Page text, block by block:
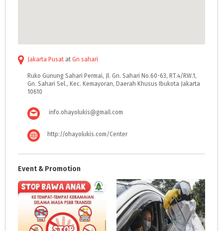
Jakarta Pusat at Gn sahari
Ruko Gunung Sahari Permai, Jl. Gn. Sahari No.60-63, RT.4/RW.1,
Gn. Sahari Sel., Kec. Kemayoran, Daerah Khusus Ibukota Jakarta
10610
info.ohayolukis@gmail.com
http://ohayolukis.com/Center
Event & Promotion